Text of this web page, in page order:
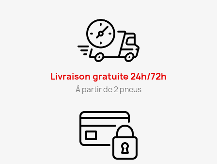
Livraison gratuite 24h/72h​
À partir de 2 pneus​